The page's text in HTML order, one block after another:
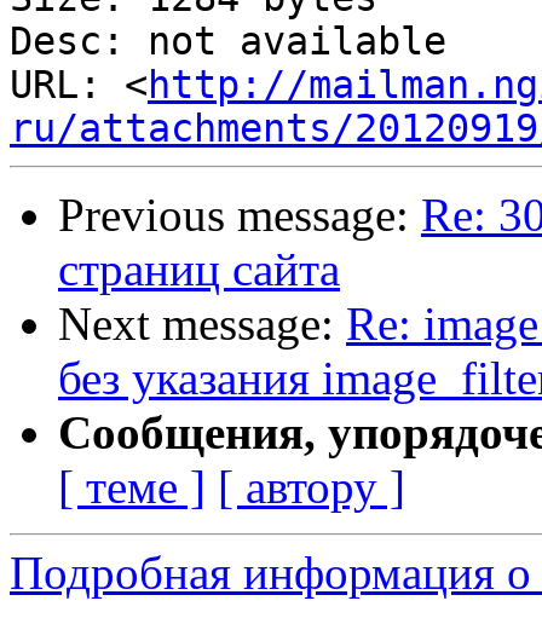
Desc: not available
URL: <http://
ru/attachments/
Previous message: Re:
страниц сайта
Next message: Re:
без указания
Сообщения,
[ теме ] [ автору ]
Подробная информация